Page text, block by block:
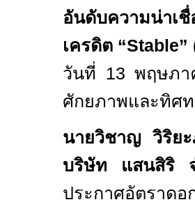
อันดับความน่าเ
เครดิต “Stable”
วันที่ 13 พฤษภา
ศักยภาพและทิศ
นายวิชาญ วิริยะ
บริษัท แสนสิริ
ประกาศอัตราด